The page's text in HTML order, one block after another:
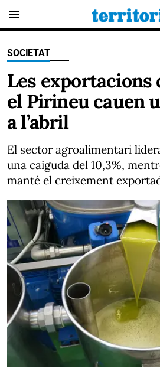
menu
SOCIETAT
Les exportacions
el Pirineu cauen
a l’abril
El sector agroalimentari
una caiguda del 10,3%,
manté el creixement